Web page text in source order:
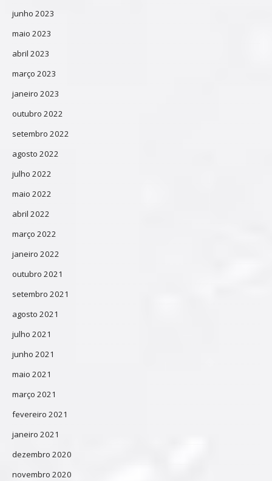
junho 2023
maio 2023
abril 2023
março 2023
janeiro 2023
outubro 2022
setembro 2022
agosto 2022
julho 2022
maio 2022
abril 2022
março 2022
janeiro 2022
outubro 2021
setembro 2021
agosto 2021
julho 2021
junho 2021
maio 2021
março 2021
fevereiro 2021
janeiro 2021
dezembro 2020
novembro 2020